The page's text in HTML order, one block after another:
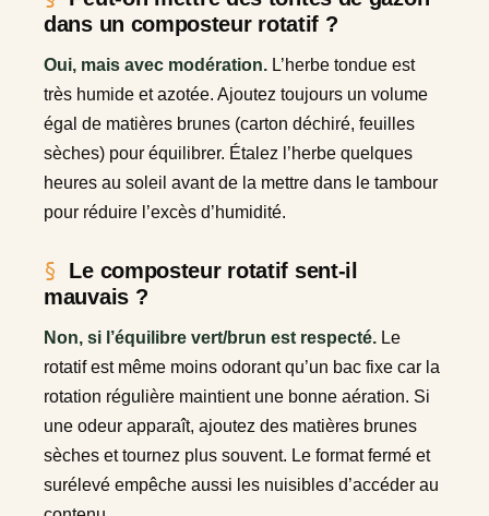
dans un composteur rotatif ?
Oui, mais avec modération. L’herbe tondue est
très humide et azotée. Ajoutez toujours un volume
égal de matières brunes (carton déchiré, feuilles
sèches) pour équilibrer. Étalez l’herbe quelques
heures au soleil avant de la mettre dans le tambour
pour réduire l’excès d’humidité.
Le composteur rotatif sent-il
mauvais ?
Non, si l’équilibre vert/brun est respecté. Le
rotatif est même moins odorant qu’un bac fixe car la
rotation régulière maintient une bonne aération. Si
une odeur apparaît, ajoutez des matières brunes
sèches et tournez plus souvent. Le format fermé et
surélevé empêche aussi les nuisibles d’accéder au